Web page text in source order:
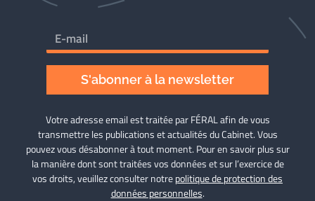
S'abonner à la newsletter
Votre adresse email est traitée par FÉRAL afin de vous
transmettre les publications et actualités du Cabinet. Vous
pouvez vous désabonner à tout moment. Pour en savoir plus sur
la manière dont sont traitées vos données et sur l’exercice de
vos droits, veuillez consulter notrepolitique de protection des
données personnelles.